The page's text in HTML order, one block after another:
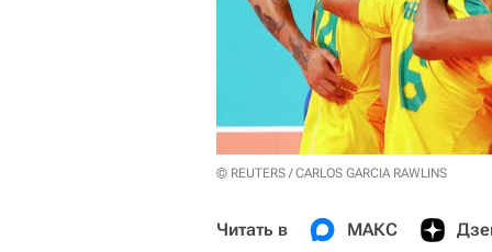
© REUTERS / CARLOS GARCIA RAWLINS
Читать в МАКС